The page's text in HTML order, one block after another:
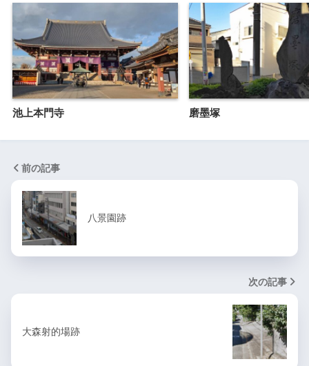
池上本門寺 磨墨塚
前の記事
八景園跡
次の記事
大森射的場跡